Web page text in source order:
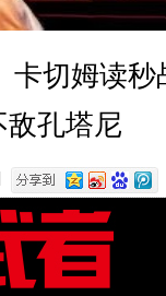
卡切姆读
敌孔塔尼